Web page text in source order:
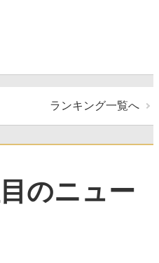
ランキング一覧へ
のニュー